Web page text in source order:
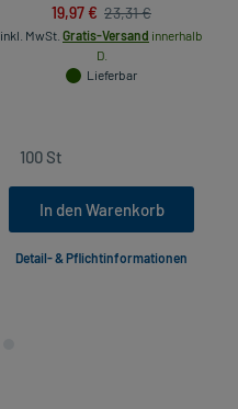
19,97 € 23,31 €
inkl. MwSt. Gratis-Versand innerhalb
D.
Lieferbar
In den Warenkorb
Detail- & Pflichtinformationen